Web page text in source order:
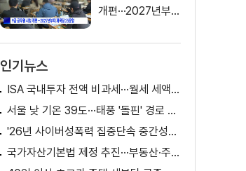
개편···2027년부터
인기뉴스
ISA 국내투자 전액 비과세···월세 세액공제 확대
서울 낮 기온 39도···태풍 '돌핀' 경로 변수
'26년 사이버성폭력 집중단속 중간성과 발표···향후 추진계획은?
국가자산기본법 제정 추진···부동산·주식 등 통합 관리